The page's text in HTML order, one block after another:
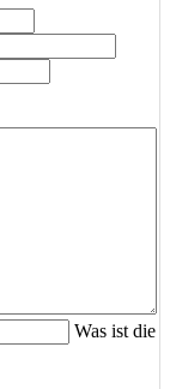
Was ist die